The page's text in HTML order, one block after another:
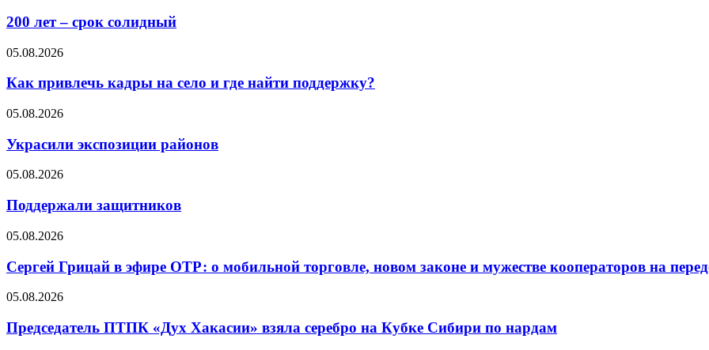
200 лет – срок солидный
05.08.2026
Как привлечь кадры на село и где найти поддержку?
05.08.2026
Украсили экспозиции районов
05.08.2026
Поддержали защитников
05.08.2026
Сергей Грицай в эфире ОТР: о мобильной торговле, новом законе и мужестве кооператоров на
05.08.2026
Председатель ПТПК «Дух Хакасии» взяла серебро на Кубке Сибири по нардам